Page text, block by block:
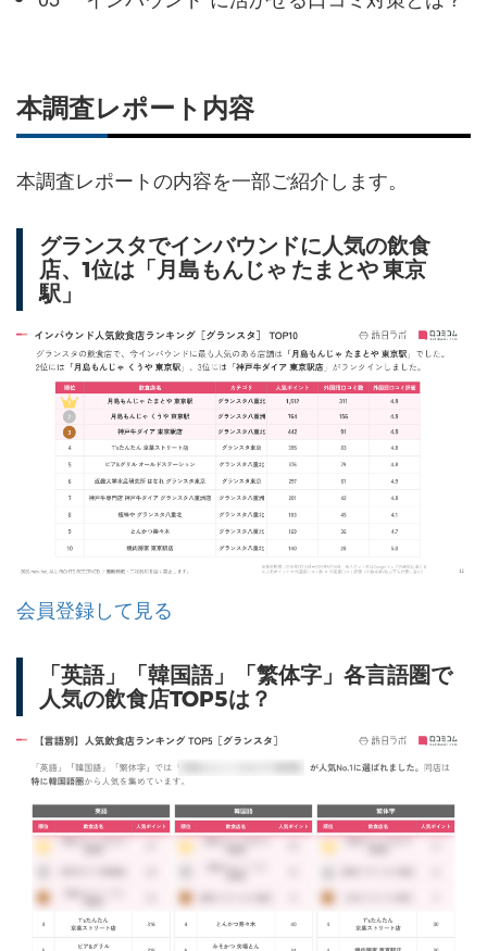
本調査レポート内容
本調査レポートの内容を一部ご紹介します。
グランスタでインバウンドに人気の飲食
店、1位は「月島もんじゃ たまとや 東京
駅」
会員登録して見る
「英語」「韓国語」「繁体字」各言語圏で
人気の飲食店TOP5は？